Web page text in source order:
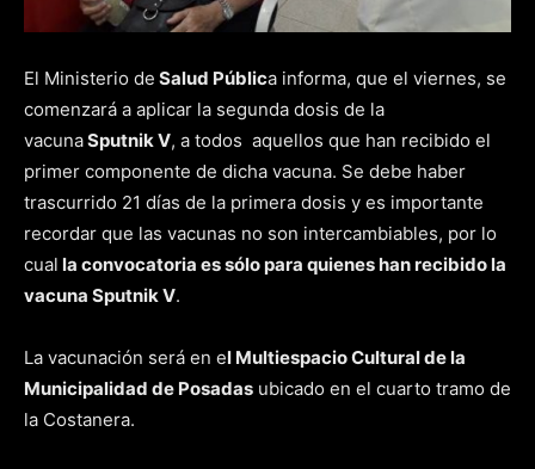
El Ministerio de Salud Pública informa, que el viernes, se
comenzará a aplicar la segunda dosis de la
vacunaSputnik V, a todos aquellos que han recibido el
primer componente de dicha vacuna. Se debe haber
trascurrido 21 días de la primera dosis y es importante
recordar que las vacunas no son intercambiables, por lo
cual la convocatoria es sólo para quienes han recibido la
vacuna Sputnik V.
La vacunación será en el Multiespacio Cultural de la
Municipalidad de Posadas ubicado en el cuarto tramo de
la Costanera.